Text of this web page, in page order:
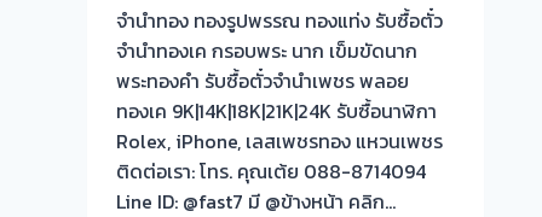
บาง
ม่วง
ซอย
กัน
ตนา
นนทบุรี
ครับ
จำนำทอง ทองรูปพรรณ ทองแท่ง รับซื้อตั๋ว
จำนำทองเค กรอบพระ นาก เข็มขัดนาก
พระทองคำ รับซื้อตั๋วจำนำเพชร พลอย
ทองเค 9K|14K|18K|21K|24K รับซื้อนาฬิกา
Rolex, iPhone, เลสเพชรทอง แหวนเพชร
ติดต่อเรา: โทร. คุณเต้ย 088-8714094
Line ID: @fast7 มี @ข้างหน้า คลิก…